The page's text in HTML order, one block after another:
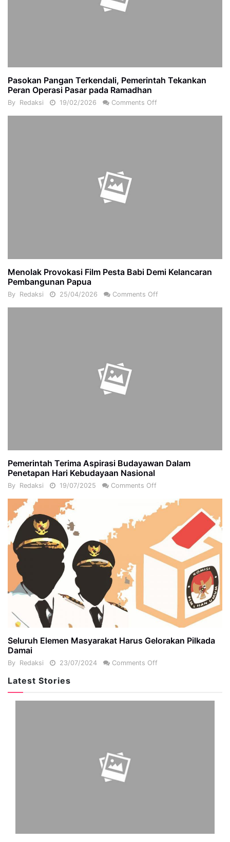
Pasokan Pangan Terkendali, Pemerintah Tekankan
Peran Operasi Pasar pada Ramadhan
By Redaksi 19/02/2026 Comments Off
Menolak Provokasi Film Pesta Babi Demi Kelancaran
Pembangunan Papua
By Redaksi 25/04/2026 Comments Off
Pemerintah Terima Aspirasi Budayawan Dalam
Penetapan Hari Kebudayaan Nasional
By Redaksi 19/07/2025 Comments Off
Seluruh Elemen Masyarakat Harus Gelorakan Pilkada
Damai
By Redaksi 23/07/2024 Comments Off
Latest Stories